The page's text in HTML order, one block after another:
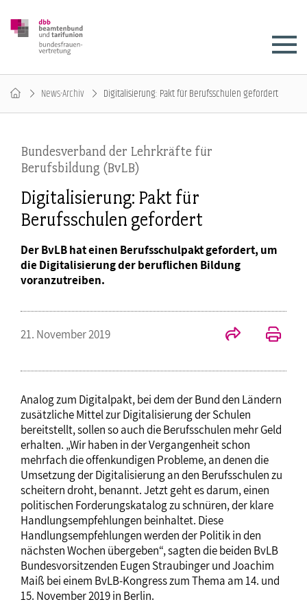
News-Archiv Digitalisierung: Pakt für Berufsschulen gefordert
Bundesverband der Lehrkräfte für
Berufsbildung (BvLB)
Digitalisierung: Pakt für
Berufsschulen gefordert
Der BvLB hat einen Berufsschulpakt gefordert, um
die Digitalisierung der beruflichen Bildung
voranzutreiben.
21. November 2019
Analog zum Digitalpakt, bei dem der Bund den Ländern
zusätzliche Mittel zur Digitalisierung der Schulen
bereitstellt, sollen so auch die Berufsschulen mehr Geld
erhalten. „Wir haben in der Vergangenheit schon
mehrfach die offenkundigen Probleme, an denen die
Umsetzung der Digitalisierung an den Berufsschulen zu
scheitern droht, benannt. Jetzt geht es darum, einen
politischen Forderungskatalog zu schnüren, der klare
Handlungsempfehlungen beinhaltet. Diese
Handlungsempfehlungen werden der Politik in den
nächsten Wochen übergeben“, sagten die beiden BvLB
Bundesvorsitzenden Eugen Straubinger und Joachim
Maiß bei einem BvLB-Kongress zum Thema am 14. und
15. November 2019 in Berlin.